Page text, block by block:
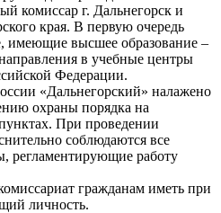
комиссар г. Дальнегорск и
края. В первую очередь
имеющие высшее образование –
в учебные центры
Федерации.
«Дальнегорский» налажено
охраны порядка на
При проведении
соблюдаются все
регламентирующие работу
гражданам иметь при
личность.